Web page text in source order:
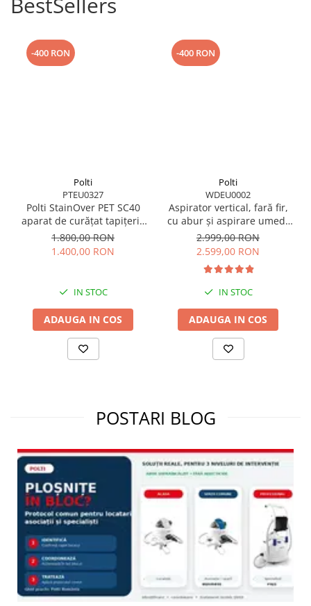
-400 RON
Polti
PTEU0327
Polti StainOver PET SC40
aparat de curățat tapițerie
cu abur și aspirare 4 în 1,
cu perie pentru păr de
animale și SteamActive
1.800,00 RON
1.400,00 RON
IN STOC
ADAUGA IN COS
-400 RON
Polti
WDEU0002
Aspirator vertical, fară fir,
cu abur și aspirare umed-
uscată, 450 W, aspirare 14
kPa, 0.6 l, 71 Db, 4,2 Kg,
gri/negru, Polti RollySteam
WD40C
2.999,00 RON
2.599,00 RON
IN STOC
ADAUGA IN COS
POSTARI BLOG